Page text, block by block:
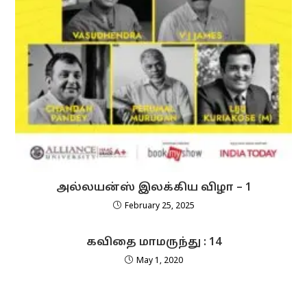
அல்லயன்ஸ் இலக்கிய விழா – 1
February 25, 2025
கவிதை மாமருந்து : 14
May 1, 2020